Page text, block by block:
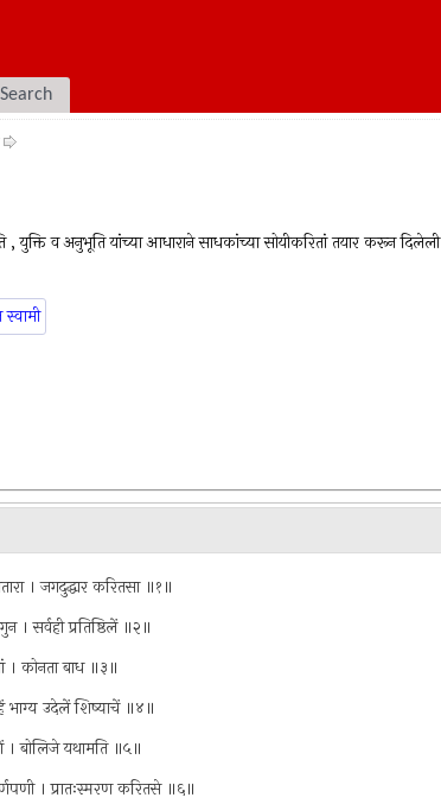
Search
युक्ति व अनुभूति यांच्या आधाराने साधकांच्या सोयीकरितां तयार करून दिलेली
। जगदुद्धार करितसा ॥१॥
सर्वही प्रतिष्ठिलें ॥२॥
। कोनता बाध ॥३॥
भाग्य उदेलें शिष्याचें ॥४॥
। बोलिजे यथामति ॥५॥
। प्रातःस्मरण करितसे ॥६॥